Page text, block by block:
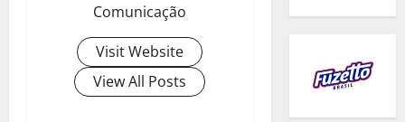
Comunicação
Visit Website
View All Posts